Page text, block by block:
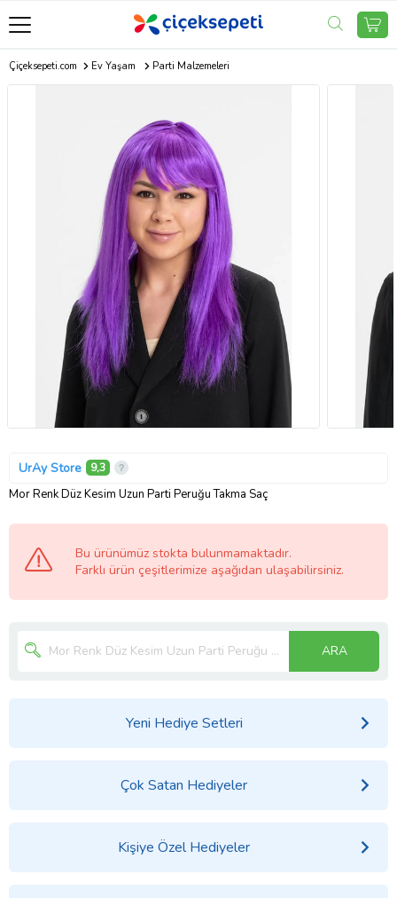
Çiçeksepeti.com Ev Yaşam Parti Malzemeleri
UrAy Store 9,3
Mor Renk Düz Kesim Uzun Parti Peruğu Takma Saç
Bu ürünümüz stokta bulunmamaktadır.
Farklı ürün çeşitlerimize aşağıdan ulaşabilirsiniz.
ARA
Yeni Hediye Setleri
Çok Satan Hediyeler
Kişiye Özel Hediyeler